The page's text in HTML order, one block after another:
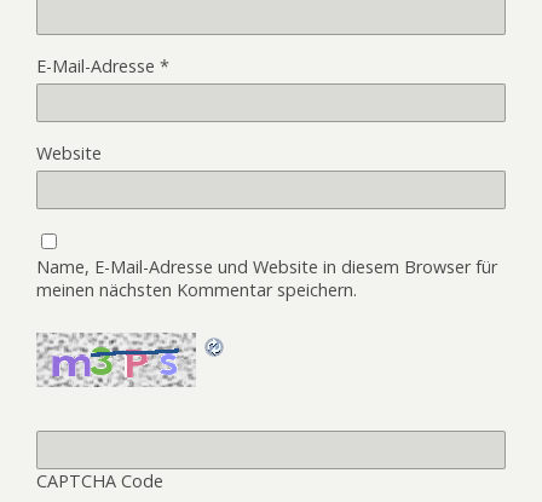
E-Mail-Adresse *
Website
Name, E-Mail-Adresse und Website in diesem Browser für
meinen nächsten Kommentar speichern.
CAPTCHA Code